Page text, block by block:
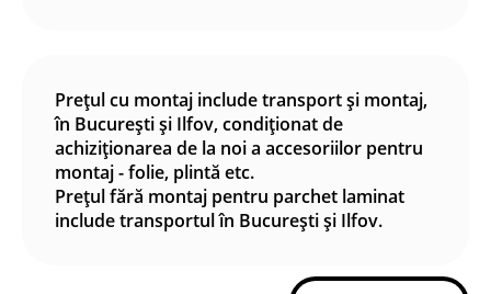
Prețul cu montaj include transport și montaj,
în București și Ilfov, condiționat de
achiziționarea de la noi a accesoriilor pentru
montaj - folie, plintă etc.
Prețul fără montaj pentru parchet laminat
include transportul în București și Ilfov.